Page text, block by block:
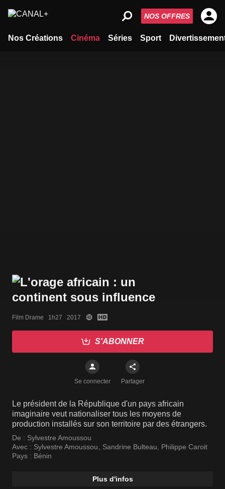
Nos Créations Cinéma Séries Sport
NOS OFFRES
Film Drame   1h27   2017
S'ABONNER
Se connecter Partager
Le président de la République d'un pays africain
imaginaire veut nationaliser tous les moyens de
production installés sur son territoire par des étrangers.
De : Sylvestre Amoussou
Avec : Sylvestre Amoussou, Sandrine Bulteau, Philippe Caroit
Pays : Bénin
Plus d'infos